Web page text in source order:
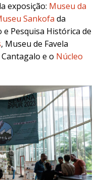
exposição: Museu da
Sankofa da
Pesquisa Histórica de
, Museu de Favela
e o Núcleo